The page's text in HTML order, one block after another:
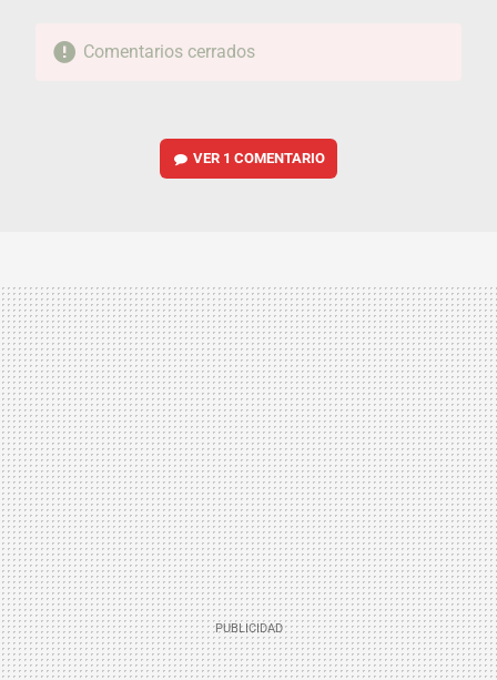
Comentarios cerrados
VER 1 COMENTARIO